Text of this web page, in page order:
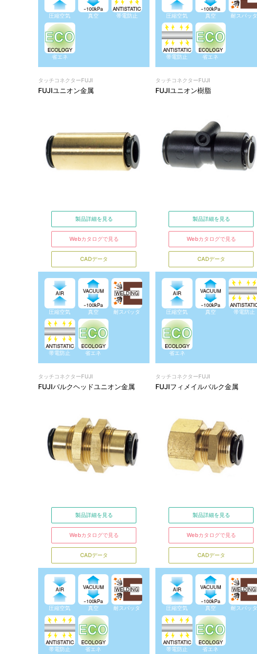
圧縮空気 真空 帯電防止
省エネ
圧縮空気 真空 耐スパッタ
帯電防止 省エネ
タッチコネクターFUJI
FUJIユニオン金属
製品詳細を見る
Webカタログで見る
CADデータ
圧縮空気 真空 耐スパッタ
帯電防止 省エネ
タッチコネクターFUJI
FUJIユニオン樹脂
製品詳細を見る
Webカタログで見る
CADデータ
圧縮空気 真空 帯電防止
省エネ
タッチコネクターFUJI
FUJIバルクヘッドユニオン金属
製品詳細を見る
Webカタログで見る
CADデータ
圧縮空気 真空 耐スパッタ
帯電防止 省エネ
タッチコネクターFUJI
FUJIフィメイルバルク金属
製品詳細を見る
Webカタログで見る
CADデータ
圧縮空気 真空 耐スパッタ
帯電防止 省エネ